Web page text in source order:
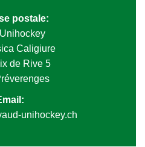
postale:
Caligiure
de Rive 5
unihockey.ch